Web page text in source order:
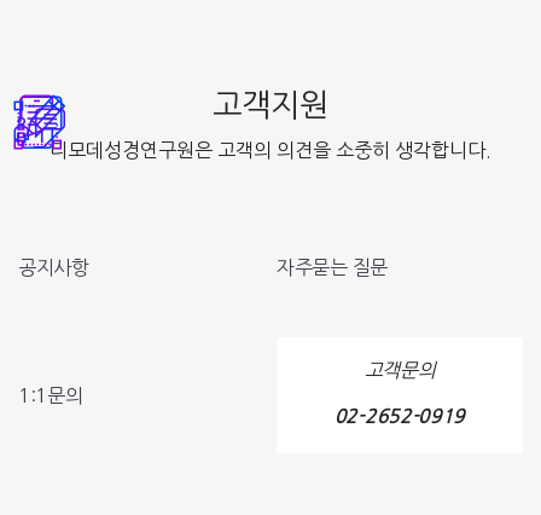
고객지원
디모데성경연구원은 고객의 의견을 소중히 생각합니다.
공지사항 자주묻는 질문
1:1문의
고객문의
02-2652-0919